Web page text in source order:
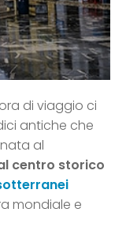
di viaggio ci
antiche che
al
centro storico
mondiale e